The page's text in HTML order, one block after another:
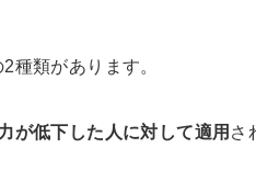
種類があります。
が低下した人に対して適用 さ